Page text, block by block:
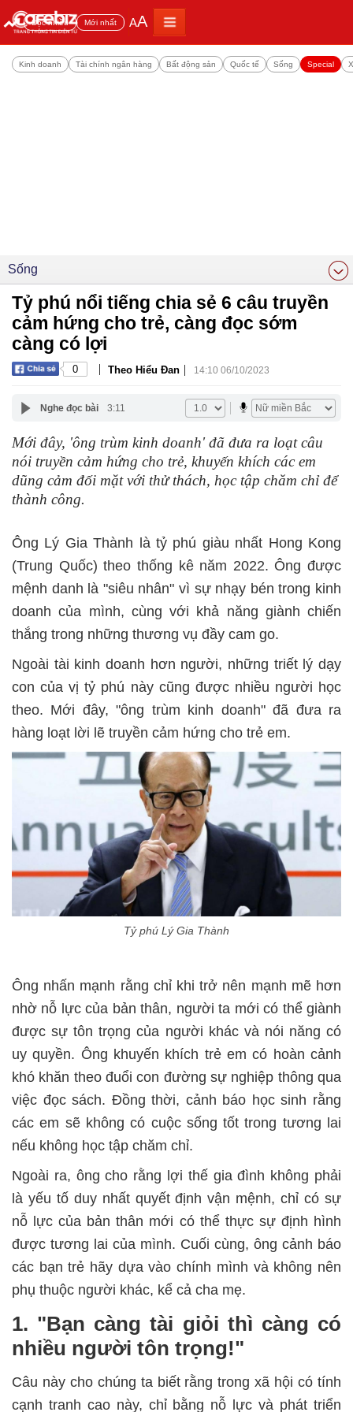
Đọc nhiều Mới nhất AA
Kinh doanh Tài chính ngân hàng Bất động sản Quốc tế Sống Special
Sống
Tỷ phú nổi tiếng chia sẻ 6 câu truyền
cảm hứng cho trẻ, càng đọc sớm
càng có lợi
0 | Theo Hiểu Đan | 14:10 06/10/2023
Nghe đọc bài 3:11
Mới đây, 'ông trùm kinh doanh' đã đưa ra loạt câu
nói truyền cảm hứng cho trẻ, khuyến khích các em
dũng cảm đối mặt với thử thách, học tập chăm chỉ để
thành công.
Ông Lý Gia Thành là tỷ phú giàu nhất Hong Kong
(Trung Quốc) theo thống kê năm 2022. Ông được
mệnh danh là "siêu nhân" vì sự nhạy bén trong kinh
doanh của mình, cùng với khả năng giành chiến
thắng trong những thương vụ đầy cam go.
Ngoài tài kinh doanh hơn người, những triết lý dạy
con của vị tỷ phú này cũng được nhiều người học
theo. Mới đây, "ông trùm kinh doanh" đã đưa ra
hàng loạt lời lẽ truyền cảm hứng cho trẻ em.
Tỷ phú Lý Gia Thành
Ông nhấn mạnh rằng chỉ khi trở nên mạnh mẽ hơn
nhờ nỗ lực của bản thân, người ta mới có thể giành
được sự tôn trọng của người khác và nói năng có
uy quyền. Ông khuyến khích trẻ em có hoàn cảnh
khó khăn theo đuổi con đường sự nghiệp thông qua
việc đọc sách. Đồng thời, cảnh báo học sinh rằng
các em sẽ không có cuộc sống tốt trong tương lai
nếu không học tập chăm chỉ.
Ngoài ra, ông cho rằng lợi thế gia đình không phải
là yếu tố duy nhất quyết định vận mệnh, chỉ có sự
nỗ lực của bản thân mới có thể thực sự định hình
được tương lai của mình. Cuối cùng, ông cảnh báo
các bạn trẻ hãy dựa vào chính mình và không nên
phụ thuộc người khác, kể cả cha mẹ.
1. "Bạn càng tài giỏi thì càng có
nhiều người tôn trọng!"
Câu này cho chúng ta biết rằng trong xã hội có tính
cạnh tranh cao này, chỉ bằng nỗ lực và phát triển